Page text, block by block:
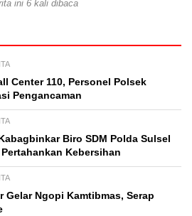
ini 6 kali dibaca
Center 110, Personel Polsek
Pengancaman
Biro SDM Polda Sulsel
Kebersihan
Gelar Ngopi Kamtibmas, Serap